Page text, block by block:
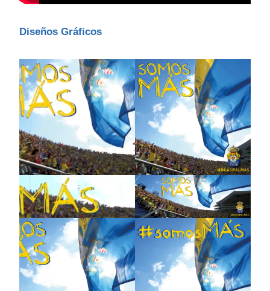
Diseños Gráficos